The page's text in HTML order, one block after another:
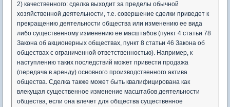
2) качественного: сделка выходит за пределы обычной
хозяйственной деятельности, т.е. совершение сделки приведет к
прекращению деятельности общества или изменению ее вида
либо существенному изменению ее масштабов (пункт 4 статьи 78
Закона об акционерных обществах, пункт 8 статьи 46 Закона об
обществах с ограниченной ответственностью). Например, к
наступлению таких последствий может привести продажа
(передача в аренду) основного производственного актива
общества. Сделка также может быть квалифицирована как
влекущая существенное изменение масштабов деятельности
общества, если она влечет для общества существенное